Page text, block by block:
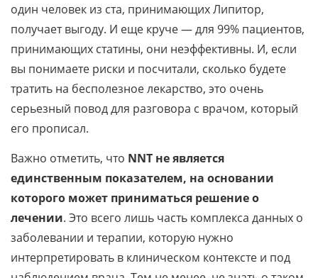
один человек из ста, принимающих Липитор,
получает выгоду. И еще круче — для 99% пациентов,
принимающих статины, они неэффективны. И, если
вы понимаете риски и посчитали, сколько будете
тратить на бесполезное лекарство, это очень
серьезный повод для разговора с врачом, который
его прописал.
Важно отметить, что NNT не является
единственным показателем, на основании
которого может приниматься решение о
лечении. Это всего лишь часть комплекса данных о
заболевании и терапии, которую нужно
интерпретировать в клиническом контексте и под